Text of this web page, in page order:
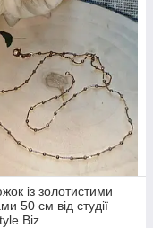
із золотистими
50 см від студії